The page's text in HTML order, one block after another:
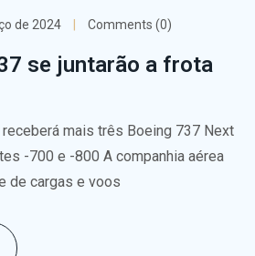
de 2024 Comments (0)
se juntarão a frota
mais três Boeing 737 Next
-700 e -800 A companhia aérea
de cargas e voos